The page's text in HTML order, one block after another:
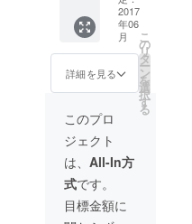
の手」
による
特注加
工
「Ultim
Bullet」
・・・
※Size
27/28/2
9/30/32/
34inch
からお
選びい
on 特別
限定モ
デル
"Bullet"
・・・1
本
27/28/2
9/30/32/
34inch
からお
選び下
さい。
◆Libert
ad 8oz
2017
年06
月
詳細を見る
こ
の
リ
タ
ー
ン
を
選
択
す
る
このプロ
ジェクト
は、 All-In方
式です。
目標金額に